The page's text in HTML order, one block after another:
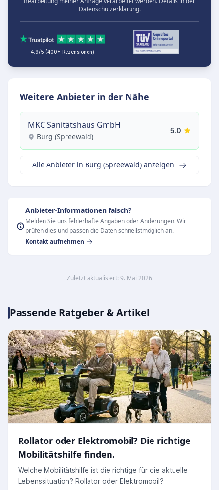
Datenschutzerklärung.
4.9/5 (400+ Rezensionen)
Weitere Anbieter in der Nähe
MKC Sanitätshaus GmbH
Burg (Spreewald)
5.0
Alle Anbieter in Burg (Spreewald) anzeigen
Anbieter-Informationen falsch?
Melden Sie uns fehlerhafte Angaben oder Änderungen. Wir
prüfen dies und passen die Daten schnellstmöglich an.
Kontakt aufnehmen
Zuletzt aktualisiert: 9. Mai 2026
Passende Ratgeber & Artikel
Rollator oder Elektromobil? Die richtige
Mobilitätshilfe finden.
Welche Mobilitätshilfe ist die richtige für die aktuelle
Lebenssituation? Rollator oder Elektromobil?